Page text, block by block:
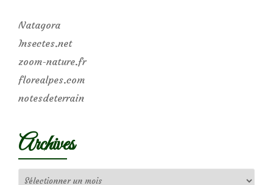
Natagora
Insectes.net
zoom-nature.fr
florealpes.com
notesdeterrain
Archives